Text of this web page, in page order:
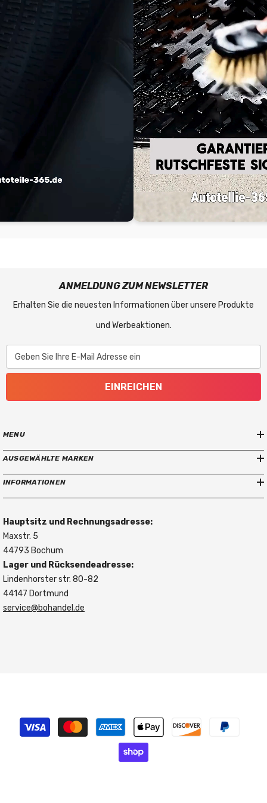
ANMELDUNG ZUM NEWSLETTER
Erhalten Sie die neuesten Informationen über unsere Produkte
und Werbeaktionen.
Geben Sie Ihre E-Mail Adresse ein
EINREICHEN
MENU
AUSGEWÄHLTE MARKEN
INFORMATIONEN
Hauptsitz und Rechnungsadresse:
Maxstr. 5
44793 Bochum
Lager und Rücksendeadresse:
Lindenhorster str. 80-82
44147 Dortmund
service@bohandel.de
Zahlungsmethoden